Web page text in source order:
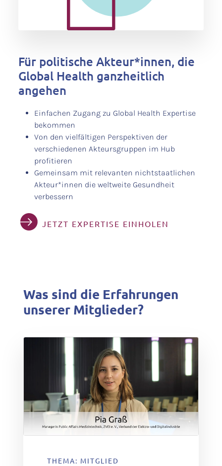
Für politische Akteur*innen, die
Global Health ganzheitlich
angehen
Einfachen Zugang zu Global Health Expertise
bekommen
Von den vielfältigen Perspektiven der
verschiedenen Akteursgruppen im Hub
profitieren
Gemeinsam mit relevanten nichtstaatlichen
Akteur*innen die weltweite Gesundheit
verbessern
JETZT EXPERTISE EINHOLEN
Was sind die Erfahrungen
unserer Mitglieder?
THEMA: MITGLIED